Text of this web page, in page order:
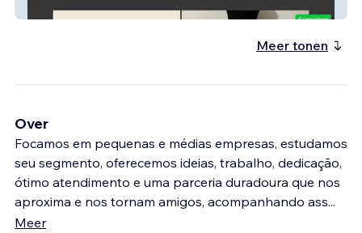
Ballet Cultura
Meer tonen
Over
Focamos em pequenas e médias empresas, estudamos
seu segmento, oferecemos ideias, trabalho, dedicação,
ótimo atendimento e uma parceria duradoura que nos
aproxima e nos tornam amigos, acompanhando ass...
Meer